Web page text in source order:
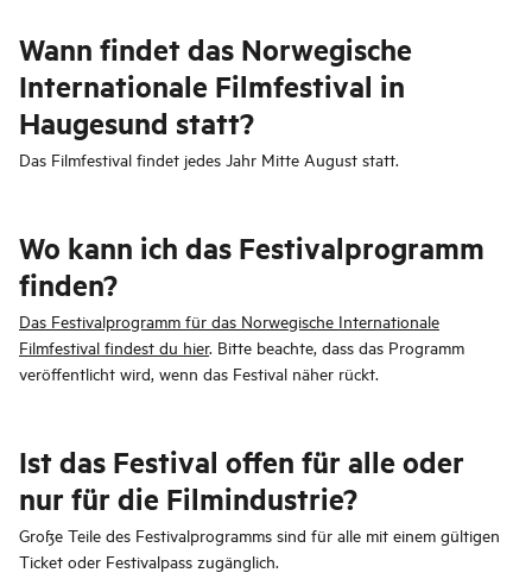
Wann findet das Norwegische
Internationale Filmfestival in
Haugesund statt?
Das Filmfestival findet jedes Jahr Mitte August statt.
Wo kann ich das Festivalprogramm
finden?
Das Festivalprogramm für das Norwegische Internationale
Filmfestival findest du hier. Bitte beachte, dass das Programm
veröffentlicht wird, wenn das Festival näher rückt.
Ist das Festival offen für alle oder
nur für die Filmindustrie?
Große Teile des Festivalprogramms sind für alle mit einem gültigen
Ticket oder Festivalpass zugänglich.